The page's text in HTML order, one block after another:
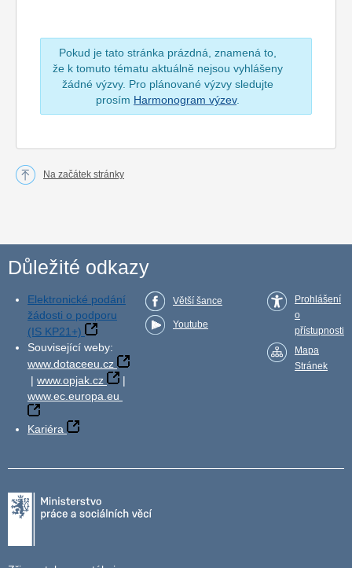
Pokud je tato stránka prázdná, znamená to,
že k tomuto tématu aktuálně nejsou vyhlášeny
žádné výzvy. Pro plánované výzvy sledujte
prosím Harmonogram výzev.
Na začátek stránky
Důležité odkazy
Elektronické podání
žádosti o podporu
(IS KP21+)
Související weby:
www.dotaceeu.cz
| www.opjak.cz
|
www.ec.europa.eu
Kariéra
Větší šance
Youtube
Prohlášení
o
přístupnosti
Mapa
Stránek